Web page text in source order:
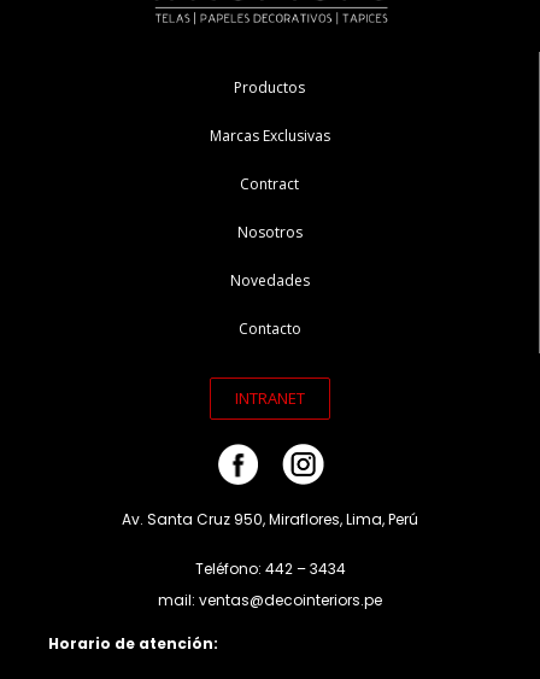
Productos
Marcas Exclusivas
Contract
Nosotros
Novedades
Contacto
INTRANET
Av. Santa Cruz 950, Miraflores, Lima, Perú
Teléfono: 442 – 3434
mail: ventas@decointeriors.pe
Horario de atención: